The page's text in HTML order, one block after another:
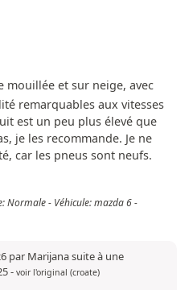
mouillée et sur neige, avec
remarquables aux vitesses
est un peu plus élevé que
je les recommande. Je ne
car les pneus sont neufs.
Normale - Véhicule: mazda 6 -
par Marijana suite à une
- voir l'original (croate)